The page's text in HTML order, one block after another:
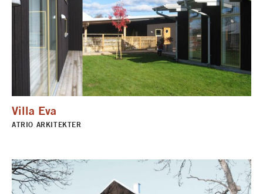
Villa Eva
ATRIO ARKITEKTER